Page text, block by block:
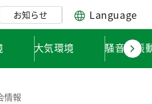
お知らせ Language
大気環境 騒音・振
情報